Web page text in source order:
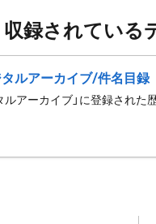
収録されている
ルアーカイブ/件名目録
ルアーカイブ」に登録された